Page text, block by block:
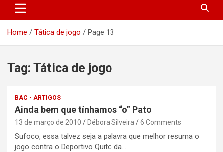
Home Tática de jogo Page 13
Tag: Tática de jogo
BAC - ARTIGOS
Ainda bem que tínhamos “o” Pato
13 de março de 2010 Débora Silveira 6 Comments
Sufoco, essa talvez seja a palavra que melhor resuma o
jogo contra o Deportivo Quito da…